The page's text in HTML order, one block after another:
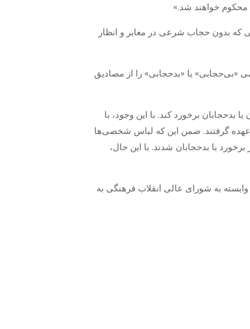
که بدون حجاب شرعی در معابر و انظار
اسلامی «بی‌حجابی» یا «بدحجابی» را از مصادیق
بدحجابان برخورد کند. با این وجود، با
گرفتند. ضمن این که لباس شخصی‌ها
با بدحجابان شدند. با این حال،
جلسه ۴۲۷ مورخ ۱۳ دی ۱۳۸۴ «شورای فرهنگ عمومی»، وابسته به شورای عالی انقلاب فرهنگی به